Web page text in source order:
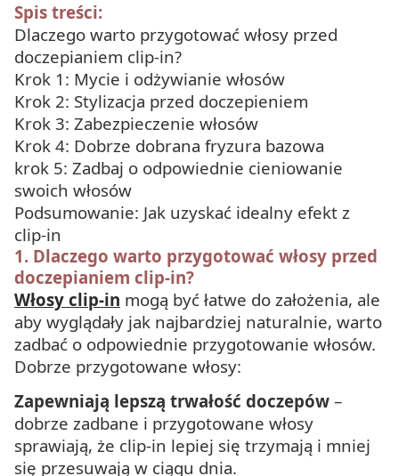
Spis treści:
Dlaczego warto przygotować włosy przed
doczepianiem clip-in?
Krok 1: Mycie i odżywianie włosów
Krok 2: Stylizacja przed doczepieniem
Krok 3: Zabezpieczenie włosów
Krok 4: Dobrze dobrana fryzura bazowa
krok 5: Zadbaj o odpowiednie cieniowanie
swoich włosów
Podsumowanie: Jak uzyskać idealny efekt z
clip-in
1. Dlaczego warto przygotować włosy przed
doczepianiem clip-in?
Włosy clip-in mogą być łatwe do założenia, ale
aby wyglądały jak najbardziej naturalnie, warto
zadbać o odpowiednie przygotowanie włosów.
Dobrze przygotowane włosy:
Zapewniają lepszą trwałość doczepów –
dobrze zadbane i przygotowane włosy
sprawiają, że clip-in lepiej się trzymają i mniej
się przesuwają w ciągu dnia.